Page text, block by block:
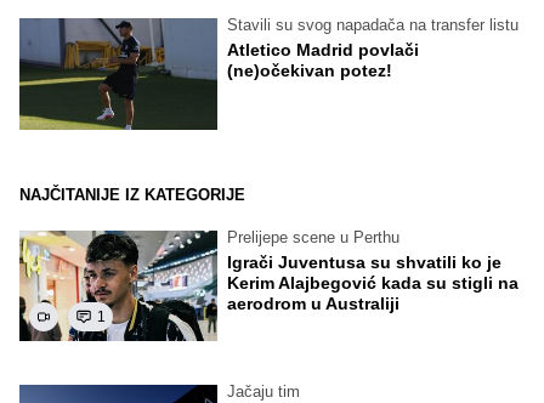
Stavili su svog napadača na transfer listu
Atletico Madrid povlači
(ne)očekivan potez!
NAJČITANIJE IZ KATEGORIJE
1
Prelijepe scene u Perthu
Igrači Juventusa su shvatili ko je
Kerim Alajbegović kada su stigli na
aerodrom u Australiji
Jačaju tim